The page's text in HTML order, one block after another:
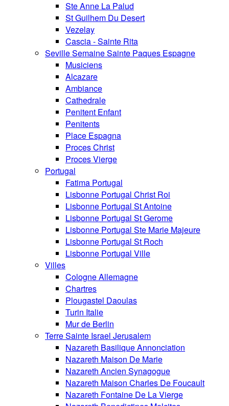
Ste Anne La Palud
St Guilhem Du Desert
Vezelay
Cascia - Sainte Rita
Seville Semaine Sainte Paques Espagne
Musiciens
Alcazare
Ambiance
Cathedrale
Penitent Enfant
Penitents
Place Espagna
Proces Christ
Proces Vierge
Portugal
Fatima Portugal
Lisbonne Portugal Christ Roi
Lisbonne Portugal St Antoine
Lisbonne Portugal St Gerome
Lisbonne Portugal Ste Marie Majeure
Lisbonne Portugal St Roch
Lisbonne Portugal Ville
Villes
Cologne Allemagne
Chartres
Plougastel Daoulas
Turin Italie
Mur de Berlin
Terre Sainte Israel Jerusalem
Nazareth Basilique Annonciation
Nazareth Maison De Marie
Nazareth Ancien Synagogue
Nazareth Maison Charles De Foucault
Nazareth Fontaine De La Vierge